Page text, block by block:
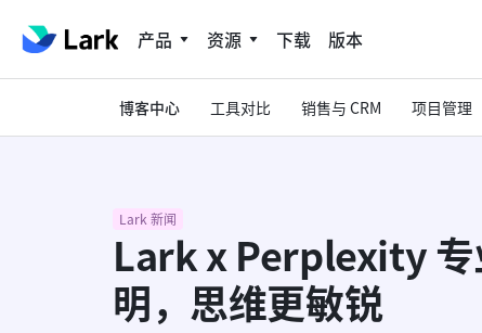
产品 资源 下载 版本
博客中心 工具对比 销售与 CRM 项目管理
Lark 新闻
Lark x Perplexity 专
明，思维更敏锐